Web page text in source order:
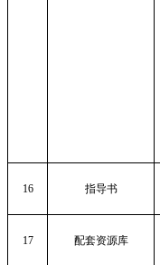
16 指导书
17 配套资源库